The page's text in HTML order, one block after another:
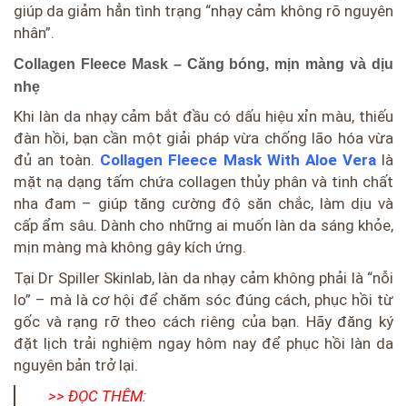
giúp da giảm hẳn tình trạng “nhạy cảm không rõ nguyên
nhân”.
Collagen Fleece Mask – Căng bóng, mịn màng và dịu
nhẹ
Khi làn da nhạy cảm bắt đầu có dấu hiệu xỉn màu, thiếu
đàn hồi, bạn cần một giải pháp vừa chống lão hóa vừa
đủ an toàn. Collagen Fleece Mask With Aloe Veralà
mặt nạ dạng tấm chứa collagen thủy phân và tinh chất
nha đam – giúp tăng cường độ săn chắc, làm dịu và
cấp ẩm sâu. Dành cho những ai muốn làn da sáng khỏe,
mịn màng mà không gây kích ứng.
Tại Dr Spiller Skinlab, làn da nhạy cảm không phải là “nỗi
lo” – mà là cơ hội để chăm sóc đúng cách, phục hồi từ
gốc và rạng rỡ theo cách riêng của bạn. Hãy đăng ký
đặt lịch trải nghiệm ngay hôm nay để phục hồi làn da
nguyên bản trở lại.
>> ĐỌC THÊM: